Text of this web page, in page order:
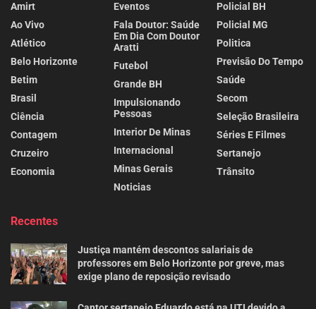
Amirt
Ao Vivo
Atlético
Belo Horizonte
Betim
Brasil
Ciência
Contagem
Cruzeiro
Economia
Eventos
Fala Doutor: Saúde
Em Dia Com Doutor
Aratti
Futebol
Grande BH
Impulsionando
Pessoas
Interior De Minas
Internacional
Minas Gerais
Noticias
Policial BH
Policial MG
Politica
Previsão Do Tempo
Saúde
Secom
Seleção Brasileira
Séries E Filmes
Sertanejo
Trânsito
Recentes
Justiça mantém descontos salariais de
professores em Belo Horizonte por greve, mas
exige plano de reposição revisado